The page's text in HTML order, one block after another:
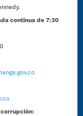
continua de 7:30